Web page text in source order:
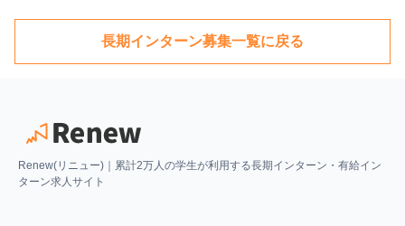
長期インターン募集一覧に戻る
Renew(リニュー)｜累計2万人の学生が利用する長期インターン・有給イン
ターン求人サイト